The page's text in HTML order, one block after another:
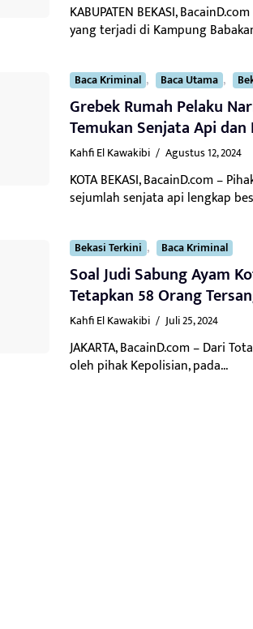
KABUPATEN BEKASI,
yang terjadi di Kampung
Baca Kriminal , Baca Utama ,
Grebek Rumah Pelaku
Temukan Senjata Api
Kahfi El Kawakibi / Agustus 12, 2024
KOTA BEKASI, BacainD.com –
sejumlah senjata api lengkap
Bekasi Terkini , Baca Kriminal
Soal Judi Sabung Ayam
Tetapkan 58 Orang
Kahfi El Kawakibi / Juli 25, 2024
JAKARTA, BacainD.com – Dari
oleh pihak Kepolisian, pada...